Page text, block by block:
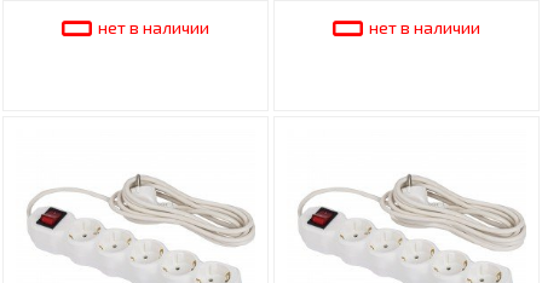
нет в наличии нет в наличии